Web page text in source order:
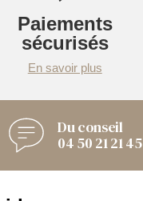
Paiements
sécurisés
En savoir plus
Du conseil
04 50 21 21 45